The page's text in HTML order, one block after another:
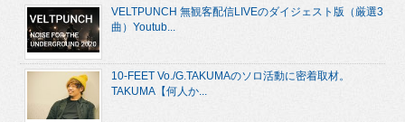
VELTPUNCH 無観客配信LIVEのダイジェスト版（厳選3
曲）Youtub...
10-FEET Vo./G.TAKUMAのソロ活動に密着取材。
TAKUMA【何人か...